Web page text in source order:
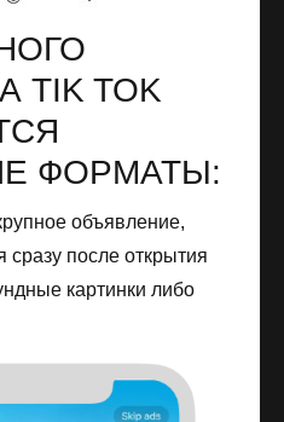
TOK
ФОРМАТЫ:
объявление,
сразу после открытия
картинки либо